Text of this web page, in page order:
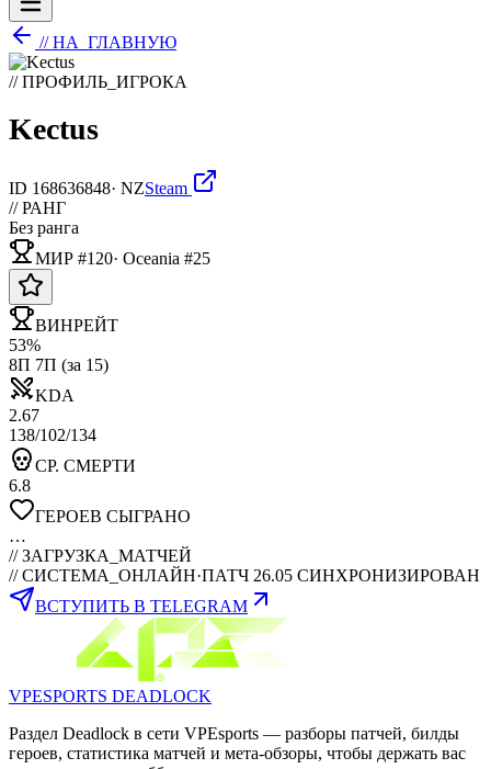
// НА_ГЛАВНУЮ
// ПРОФИЛЬ_ИГРОКА
Kectus
ID 168636848· NZSteam
// РАНГ
Без ранга
МИР #120· Oceania #25
ВИНРЕЙТ
53%
8П 7П (за 15)
KDA
2.67
138/102/134
СР. СМЕРТИ
6.8
ГЕРОЕВ СЫГРАНО
…
//ЗАГРУЗКА_МАТЧЕЙ
// СИСТЕМА_ОНЛАЙН·ПАТЧ 26.05 СИНХРОНИЗИРОВАН
ВСТУПИТЬ В TELEGRAM
VPESPORTS DEADLOCK
Раздел Deadlock в сети VPEsports — разборы патчей, билды
героев, статистика матчей и мета-обзоры, чтобы держать вас